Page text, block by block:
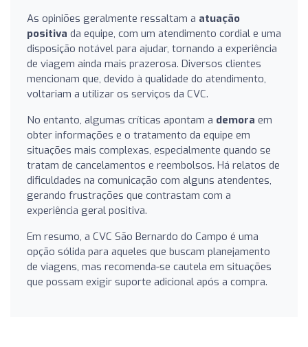
As opiniões geralmente ressaltam a atuação
positiva da equipe, com um atendimento cordial e uma
disposição notável para ajudar, tornando a experiência
de viagem ainda mais prazerosa. Diversos clientes
mencionam que, devido à qualidade do atendimento,
voltariam a utilizar os serviços da CVC.
No entanto, algumas críticas apontam a demora em
obter informações e o tratamento da equipe em
situações mais complexas, especialmente quando se
tratam de cancelamentos e reembolsos. Há relatos de
dificuldades na comunicação com alguns atendentes,
gerando frustrações que contrastam com a
experiência geral positiva.
Em resumo, a CVC São Bernardo do Campo é uma
opção sólida para aqueles que buscam planejamento
de viagens, mas recomenda-se cautela em situações
que possam exigir suporte adicional após a compra.